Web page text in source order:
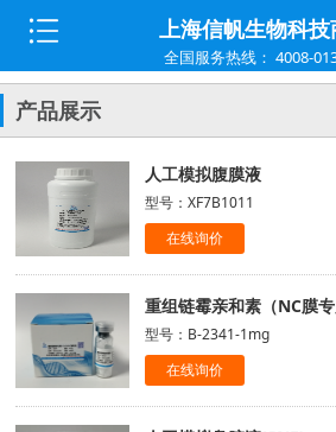
上海信帆生物科技
全国服务热线： 4008-
产品展示
人工模拟腹膜液
型号：XF7B1011
在线询价
重组链霉亲和素（NC膜专
型号：B-2341-1mg
在线询价